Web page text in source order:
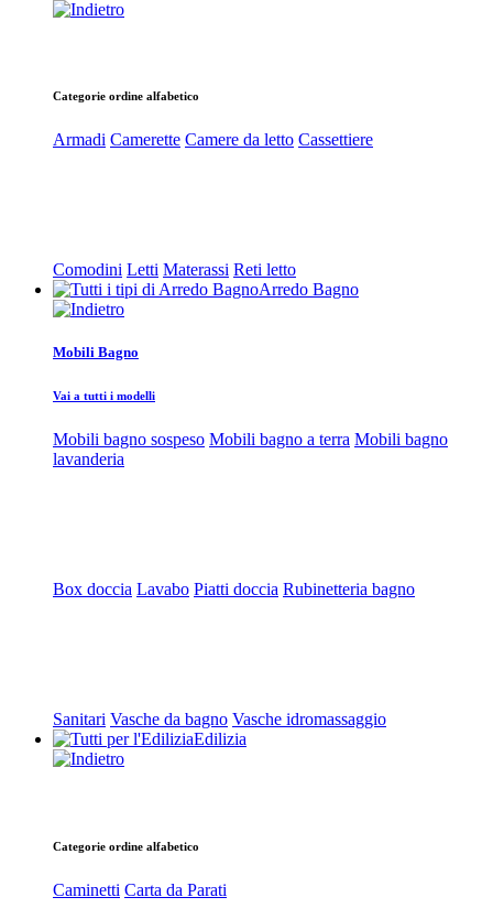
Categorie ordine alfabetico
Armadi Camerette Camere da letto Cassettiere
Comodini Letti Materassi Reti letto
Arredo Bagno
Mobili Bagno
Vai a tutti i modelli
Mobili bagno sospeso Mobili bagno a terra Mobili bagno
lavanderia
Box doccia Lavabo Piatti doccia Rubinetteria bagno
Sanitari Vasche da bagno Vasche idromassaggio
Edilizia
Categorie ordine alfabetico
Caminetti Carta da Parati